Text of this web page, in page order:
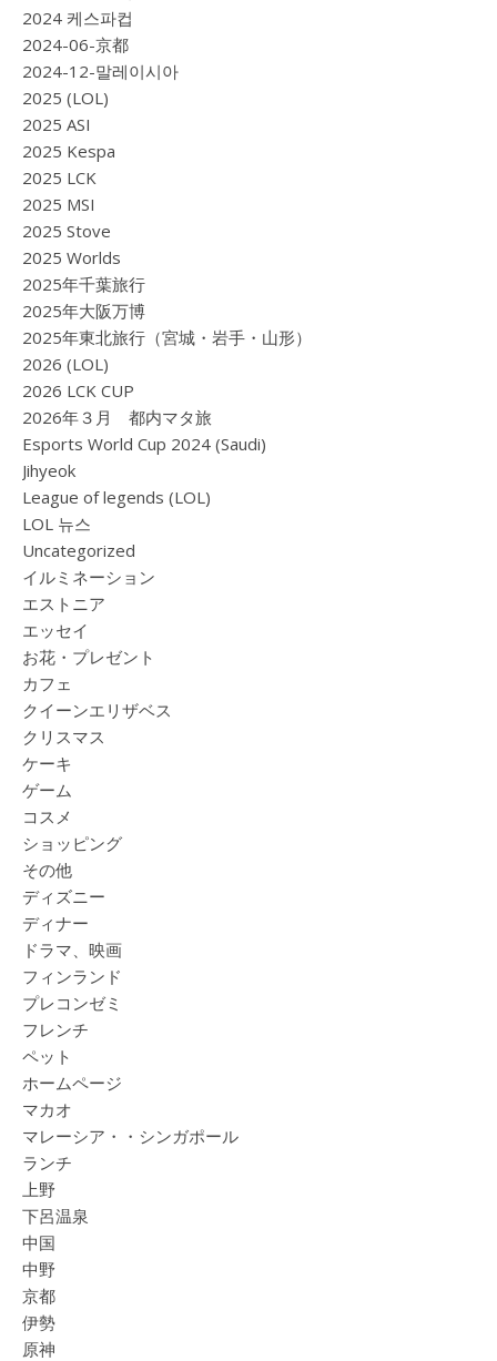
2024 케스파컵
2024-06-京都
2024-12-말레이시아
2025 (LOL)
2025 ASI
2025 Kespa
2025 LCK
2025 MSI
2025 Stove
2025 Worlds
2025年千葉旅行
2025年大阪万博
2025年東北旅行（宮城・岩手・山形）
2026 (LOL)
2026 LCK CUP
2026年３月 都内マタ旅
Esports World Cup 2024 (Saudi)
Jihyeok
League of legends (LOL)
LOL 뉴스
Uncategorized
イルミネーション
エストニア
エッセイ
お花・プレゼント
カフェ
クイーンエリザベス
クリスマス
ケーキ
ゲーム
コスメ
ショッピング
その他
ディズニー
ディナー
ドラマ、映画
フィンランド
プレコンゼミ
フレンチ
ペット
ホームページ
マカオ
マレーシア・・シンガポール
ランチ
上野
下呂温泉
中国
中野
京都
伊勢
原神